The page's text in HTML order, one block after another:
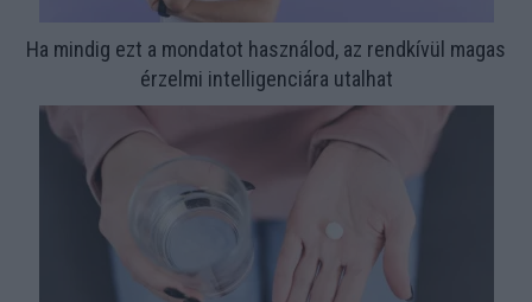
Ha mindig ezt a mondatot használod, az rendkívül magas
érzelmi intelligenciára utalhat